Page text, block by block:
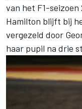
van het F1-seizoen
Hamilton blijft bij
vergezeld door
haar pupil na drie